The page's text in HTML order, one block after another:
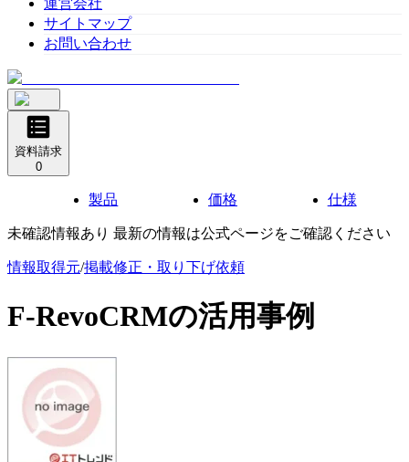
運営会社
サイトマップ
お問い合わせ
資料請求
0
製品 価格 仕様
未確認情報あり 最新の情報は公式ページをご確認ください
情報取得元/掲載修正・取り下げ依頼
F-RevoCRMの活用事例